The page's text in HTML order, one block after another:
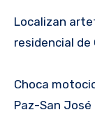
Localizan
residencial de
Choca
Paz-San